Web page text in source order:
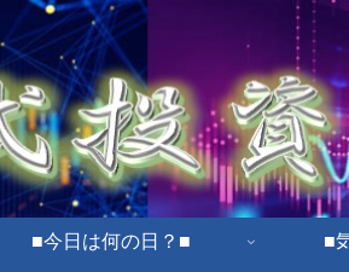
■今日は何の日？■ ■